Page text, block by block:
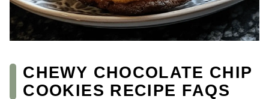
CHEWY CHOCOLATE CHIP
COOKIES RECIPE FAQS